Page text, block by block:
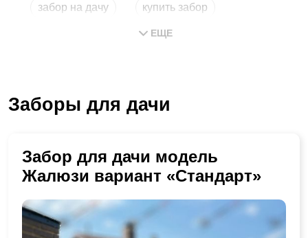
забор на дачу купить забор
установка заборов
ЕЩЕ
Заборы для дачи
Забор для дачи модель
Жалюзи вариант «Стандарт»